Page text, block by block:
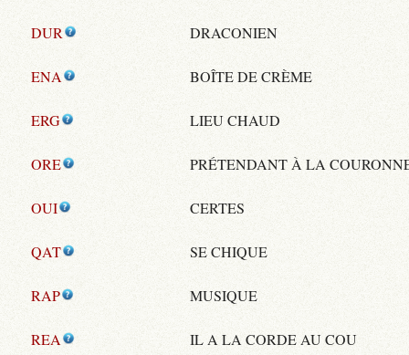
DUR DRACONIEN
ENA BOÎTE DE CRÈME
ERG LIEU CHAUD
ORE PRÉTENDANT À LA
OUI CERTES
QAT SE CHIQUE
RAP MUSIQUE
REA IL A LA CORDE AU COU